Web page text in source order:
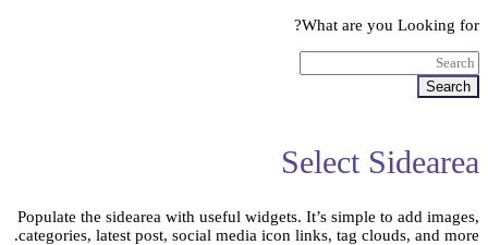
What are you Looking for?
Search
Select Sidearea
Populate the sidearea with useful widgets. It’s simple to add images,
categories, latest post, social media icon links, tag clouds, and more.